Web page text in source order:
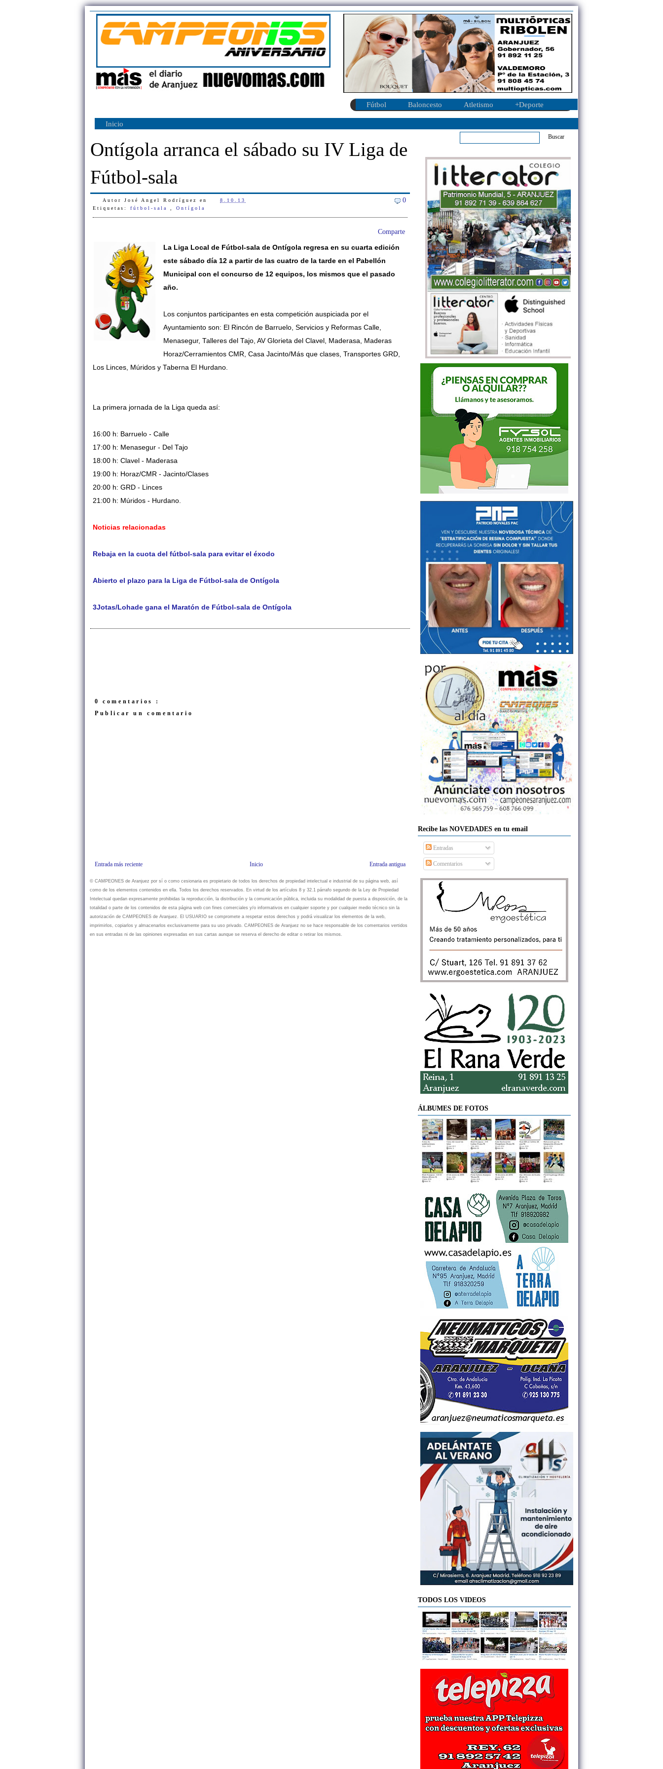
Fútbol Baloncesto Atletismo +Deporte
Inicio
Ontígola arranca el sábado su IV Liga de
Fútbol-sala
Autor José Angel Rodríguez en 8.10.13 0
Etiquetas: fútbol-sala Ontígola
Comparte
La Liga Local de Fútbol-sala de Ontígola regresa en su cuarta edición
este sábado día 12 a partir de las cuatro de la tarde en el Pabellón
Municipal con el concurso de 12 equipos, los mismos que el pasado
año.
Los conjuntos participantes en esta competición auspiciada por el
Ayuntamiento son: El Rincón de Barruelo, Servicios y Reformas Calle,
Menasegur, Talleres del Tajo, AV Glorieta del Clavel, Maderasa, Maderas
Horaz/Cerramientos CMR, Casa Jacinto/Más que clases, Transportes GRD,
Los Linces, Múridos y Taberna El Hurdano.
La primera jornada de la Liga queda así:
16:00 h: Barruelo - Calle
17:00 h: Menasegur - Del Tajo
18:00 h: Clavel - Maderasa
19:00 h: Horaz/CMR - Jacinto/Clases
20:00 h: GRD - Linces
21:00 h: Múridos - Hurdano.
Noticias relacionadas
Rebaja en la cuota del fútbol-sala para evitar el éxodo
Abierto el plazo para la Liga de Fútbol-sala de Ontígola
3Jotas/Lohade gana el Maratón de Fútbol-sala de Ontígola
0 comentarios :
Publicar un comentario
Entrada más reciente Entrada antigua
Inicio
© CAMPEONES de Aranjuez por sí o como cesionaria es propietario de todos los derechos de propiedad intelectual e industrial de su página web, así
como de los elementos contenidos en ella. Todos los derechos reservados. En virtud de los artículos 8 y 32.1 párrafo segundo de la Ley de Propiedad
Intelectual quedan expresamente prohibidas la reproducción, la distribución y la comunicación pública, incluida su modalidad de puesta a disposición, de la
totalidad o parte de los contenidos de esta página web con fines comerciales y/o informativos en cualquier soporte y por cualquier medio técnico sin la
autorización de CAMPEONES de Aranjuez. El USUARIO se compromete a respetar estos derechos y podrá visualizar los elementos de la web,
imprimirlos, copiarlos y almacenarlos exclusivamente para su uso privado. CAMPEONES de Aranjuez no se hace responsable de los comentarios vertidos
en sus entradas ni de las opiniones expresadas en sus cartas aunque se reserva el derecho de editar o retirar los mismos.
Recibe las NOVEDADES en tu email
Entradas
Comentarios
ÁLBUMES DE FOTOS
TODOS LOS VIDEOS